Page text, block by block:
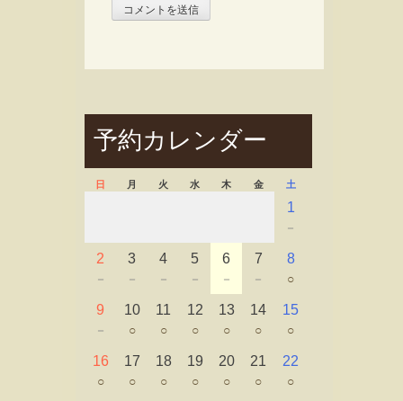
予約カレンダー
日 月 火 水 木 金 土
1
－
2
－
3
－
4
－
5
－
6
－
7
－
8
○
9
－
10
○
11
○
12
○
13
○
14
○
15
○
16
○
17
○
18
○
19
○
20
○
21
○
22
○